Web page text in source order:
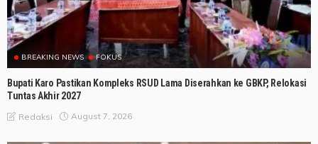
BREAKING NEWS FOKUS
Bupati Karo Pastikan Kompleks RSUD Lama Diserahkan ke GBKP, Relokasi
Tuntas Akhir 2027
Redaksi August 7, 2026